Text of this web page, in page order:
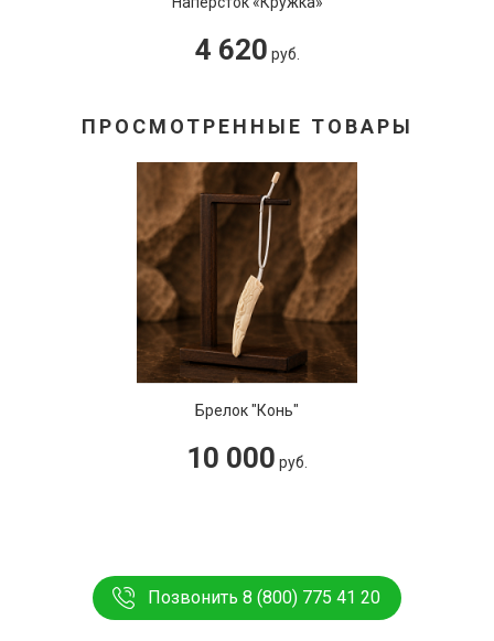
4 620руб.
ПРОСМОТРЕННЫЕ ТОВАРЫ
Брелок "Конь"
10 000 руб.
Позвонить 8 (800) 775 41 20